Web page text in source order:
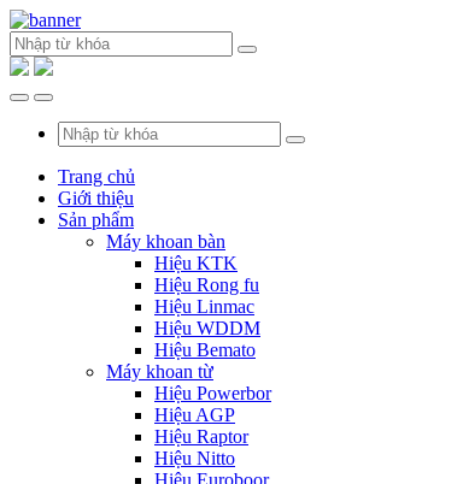
Trang chủ
Giới thiệu
Sản phẩm
Máy khoan bàn
Hiệu KTK
Hiệu Rong fu
Hiệu Linmac
Hiệu WDDM
Hiệu Bemato
Máy khoan từ
Hiệu Powerbor
Hiệu AGP
Hiệu Raptor
Hiệu Nitto
Hiệu Euroboor